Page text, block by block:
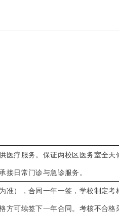
医疗服务。保证两校区医务室全天
接日常门诊与急诊服务。
准），合同一年一签，学校制定考
方可续签下一年合同。考核不合格